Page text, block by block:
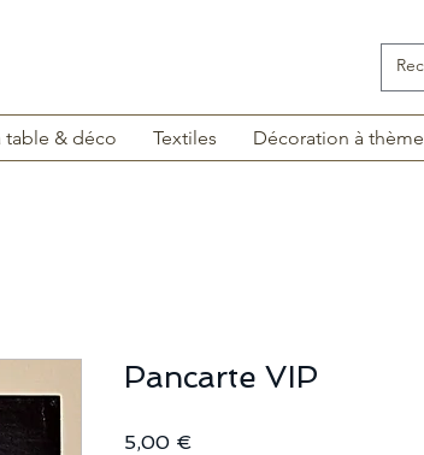
table & déco Textiles Décoration à thème
Pancarte VIP
5,00 €